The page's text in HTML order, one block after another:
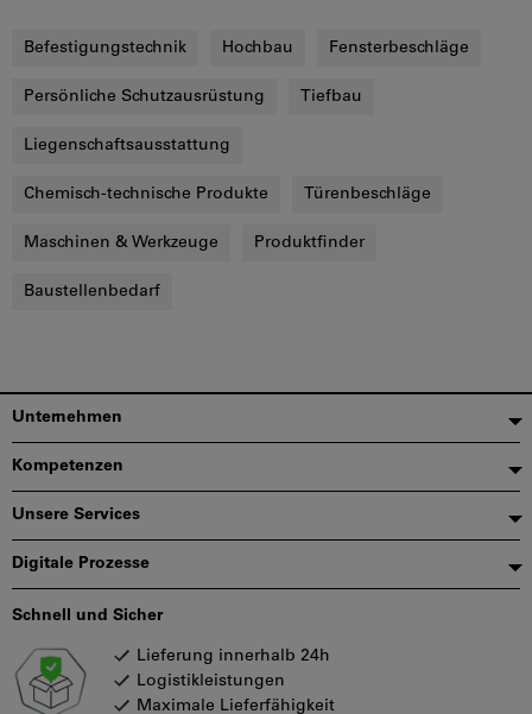
Befestigungstechnik Hochbau Fensterbeschläge
Persönliche Schutzausrüstung Tiefbau
Liegenschaftsausstattung
Chemisch-technische Produkte Türenbeschläge
Maschinen & Werkzeuge Produktfinder
Baustellenbedarf
Fußzeile
Unternehmen
Kompetenzen
Unsere Services
Digitale Prozesse
Schnell und Sicher
Lieferung innerhalb 24h
Logistikleistungen
Maximale Lieferfähigkeit